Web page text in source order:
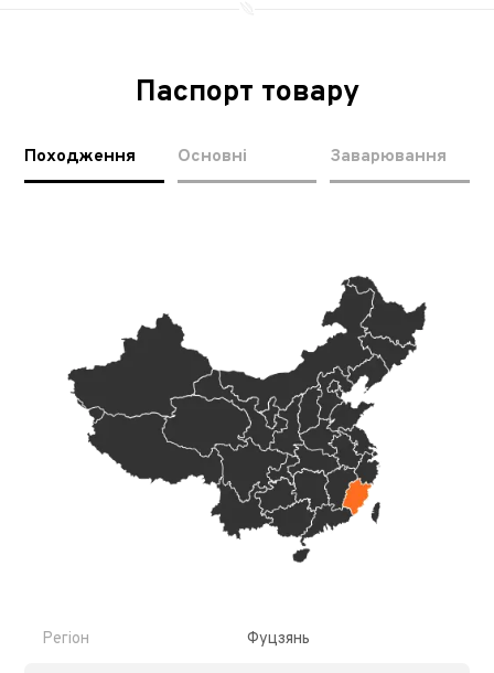
Паспорт товару
Походження Основні Заварювання
Регіон Фуцзянь